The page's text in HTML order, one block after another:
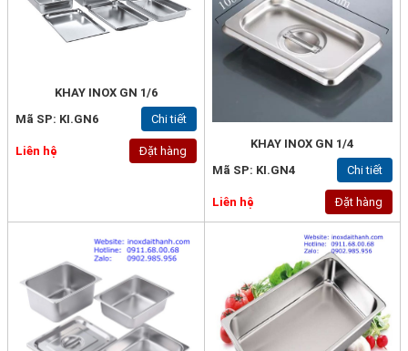
KHAY INOX GN 1/6
Mã SP: KI.GN6
Chi tiết
Liên hệ Đặt hàng
KHAY INOX GN 1/4
Mã SP: KI.GN4
Chi tiết
Liên hệ Đặt hàng